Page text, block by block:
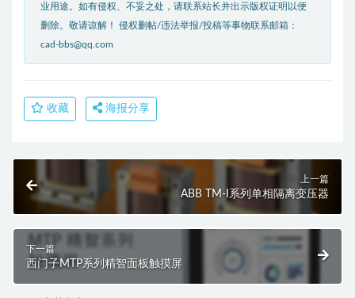
业用途。如有侵权、不妥之处，请联系站长并出示版权证明以便
删除。敬请谅解！ 侵权删帖/违法举报/投稿等事物联系邮箱：
cad-bbs@qq.com
收藏 海报分享
上一篇
ABB TM-I系列单相隔离变压器
下一篇
西门子MTP系列精智面板触摸屏